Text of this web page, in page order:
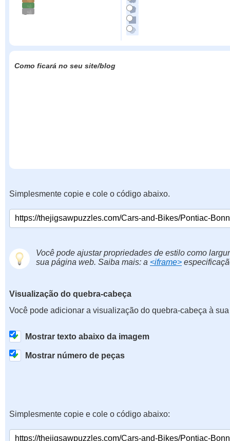
Como ficará no seu site/blog
Simplesmente copie e cole o código abaixo.
Você pode ajustar propriedades de estilo como
sua página web. Saiba mais: a <iframe>
Visualização do quebra-cabeça
Você pode adicionar a visualização do quebra-cabeça à
Mostrar texto abaixo da imagem
Mostrar número de peças
Simplesmente copie e cole o código abaixo: